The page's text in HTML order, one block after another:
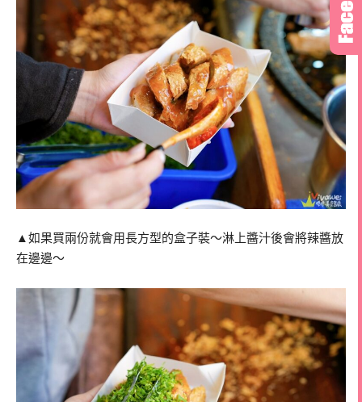
▲如果買兩份就會用長方型的盒子裝～淋上醬汁後會將辣醬放
在邊邊～